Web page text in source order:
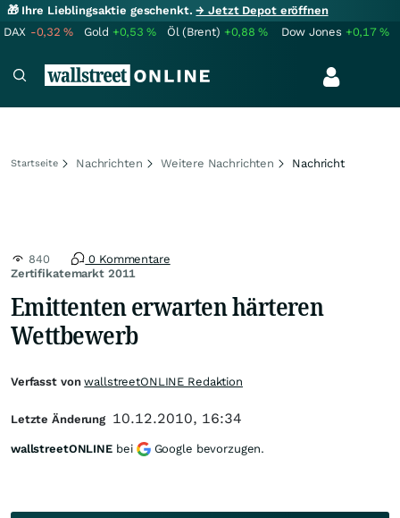
🎁 Ihre Lieblingsaktie geschenkt.→ Jetzt Depot eröffnen
DAX -0,32% Gold +0,53% Öl (Brent) +0,88% Dow Jones +0,17%
Startseite Nachrichten Weitere Nachrichten Nachricht
Zertifikatemarkt 2011
840 0 Kommentare
Emittenten erwarten härteren
Wettbewerb
Verfasst vonwallstreetONLINE Redaktion
Letzte Änderung 10.12.2010, 16:34
wallstreetONLINE bei Google bevorzugen.